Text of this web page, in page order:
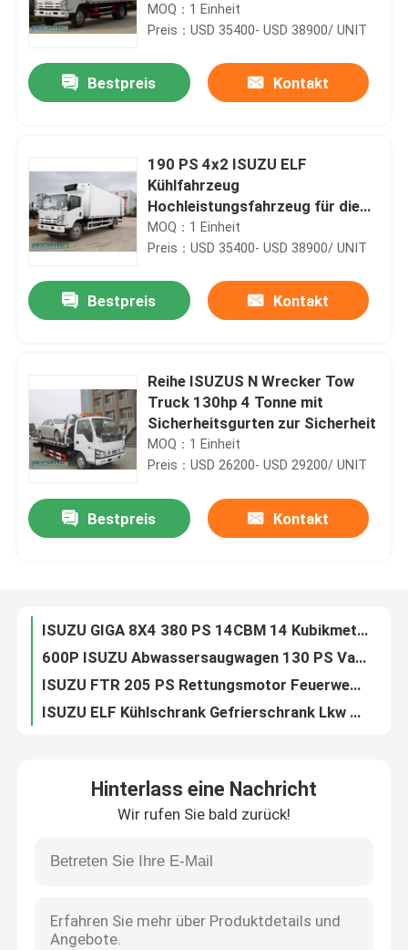
Haus
Videos
Fabrik-Ausflug
Qualitätskontrolle
Fordern Sie ein Zitat
ISUZU Müllwagen
MOQ：1 Einheit
Preis：USD 35400- USD 38900/ UNIT
Bestpreis Kontakt
190 PS 4x2 ISUZU ELF
Kühlfahrzeug
Hochleistungsfahrzeug für die
Kaltkettenlogistik
MOQ：1 Einheit
Preis：USD 35400- USD 38900/ UNIT
Bestpreis Kontakt
Reihe ISUZUS N Wrecker Tow
Truck 130hp 4 Tonne mit
Sicherheitsgurten zur Sicherheit
MOQ：1 Einheit
Preis：USD 26200- USD 29200/ UNIT
Bestpreis Kontakt
ISUZU GIGA 8X4 380 PS 14CBM 14 Kubikmeter Betonmischer
Weiß 100P 98 PS ISUZU Schleppwagen Flatbed Wrecker LKW Leichtlast 4 Tonnen
ISUZU ELF 1.5CBM Selbstladen Mobilbeton-Zementmischer Baugüter
ISUZU GIGA Abwasser-Vakuumpumpen-LKW 460 PS 25000 Liter mit Hochdruckreiniger
Des f-Reihen-205hp ISUZU Fire Fighting Truck Fire Art Löscher-Service-LKW-4x2
Hinterlass eine Nachricht
Wir rufen Sie bald zurück!